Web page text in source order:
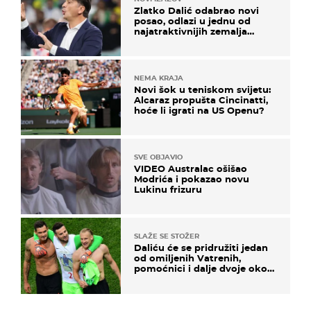
Zlatko Dalić odabrao novi
posao, odlazi u jednu od
najatraktivnijih zemalja
NEMA KRAJA
Novi šok u teniskom svijetu:
Alcaraz propušta Cincinatti,
hoće li igrati na US Openu?
SVE OBJAVIO
VIDEO Australac ošišao
Modrića i pokazao novu
Lukinu frizuru
SLAŽE SE STOŽER
Daliću će se pridružiti jedan
od omiljenih Vatrenih,
pomoćnici i dalje dvoje oko